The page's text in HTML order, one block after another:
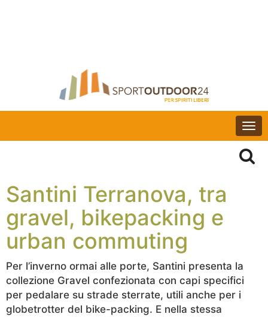
Santini Terranova, tra
gravel, bikepacking e
urban commuting
Per l’inverno ormai alle porte, Santini presenta la
collezione Gravel confezionata con capi specifici
per pedalare su strade sterrate, utili anche per i
globetrotter del bike-packing. E nella stessa